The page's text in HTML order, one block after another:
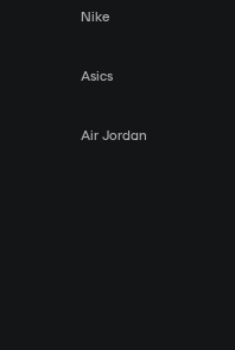
Nike
Asics
Air Jordan